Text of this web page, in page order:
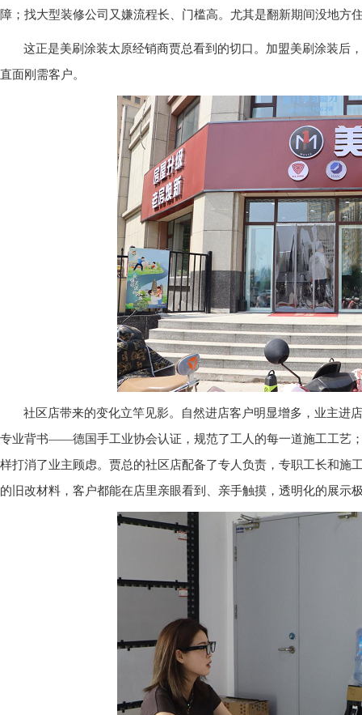
障；找大型装修公司又嫌流程长、门槛高。尤其是翻新期间没地方
这正是美刷涂装太原经销商贾总看到的切口。加盟美刷涂装后
直面刚需客户。
社区店带来的变化立竿见影。自然进店客户明显增多，业主进
专业背书——德国手工业协会认证，规范了工人的每一道施工工艺
样打消了业主顾虑。贾总的社区店配备了专人负责，专职工长和施
的旧改材料，客户都能在店里亲眼看到、亲手触摸，透明化的展示